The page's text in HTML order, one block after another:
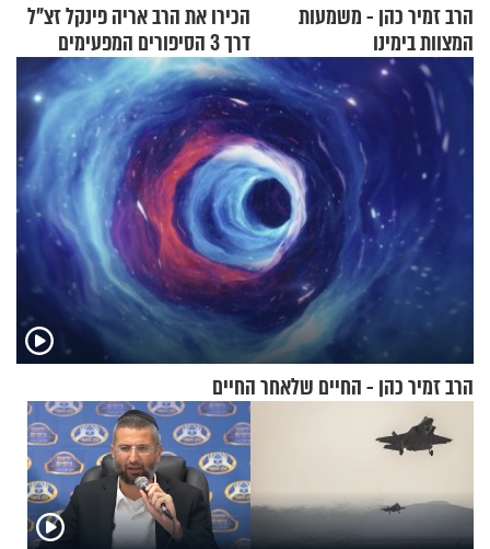
הרב זמיר כהן - משמעות
המצוות בימינו
הכירו את הרב אריה פינקל זצ"ל
דרך 3 הסיפורים המפעימים
האלה
הרב זמיר כהן - החיים שלאחר החיים